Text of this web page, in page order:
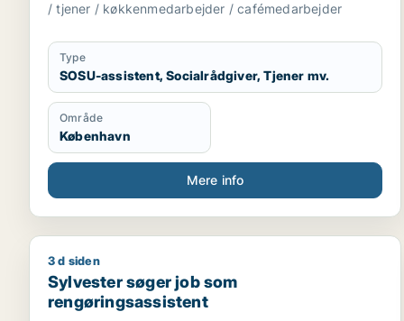
/ tjener / køkkenmedarbejder / cafémedarbejder
Type
SOSU-assistent, Socialrådgiver, Tjener mv.
Område
København
Mere info
Sylvester søger job som rengøringsassistent
3 d siden
Sylvester søger job som
rengøringsassistent